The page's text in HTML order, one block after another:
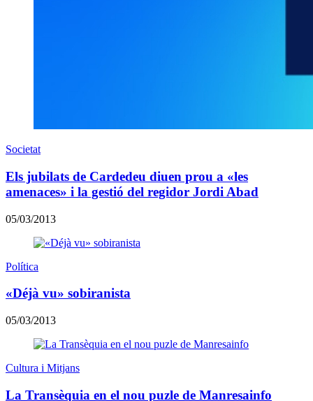
Societat
Els jubilats de Cardedeu diuen prou a «les
amenaces» i la gestió del regidor Jordi Abad
05/03/2013
Política
«Déjà vu» sobiranista
05/03/2013
Cultura i Mitjans
La Transèquia en el nou puzle de Manresainfo